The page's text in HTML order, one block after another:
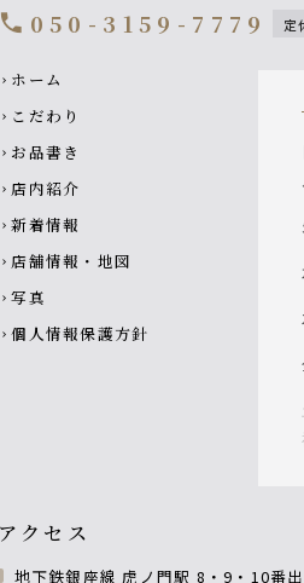
call 050-3159-7779
Footer navigation
chevron_right ホーム
chevron_right こだわり
chevron_right お品書き
chevron_right 店内紹介
chevron_right 新着情報
chevron_right 店舗情報・地図
chevron_right 写真
chevron_right 個人情報保護方針
アクセス
地下鉄銀座線 虎ノ門駅 8・9・10番